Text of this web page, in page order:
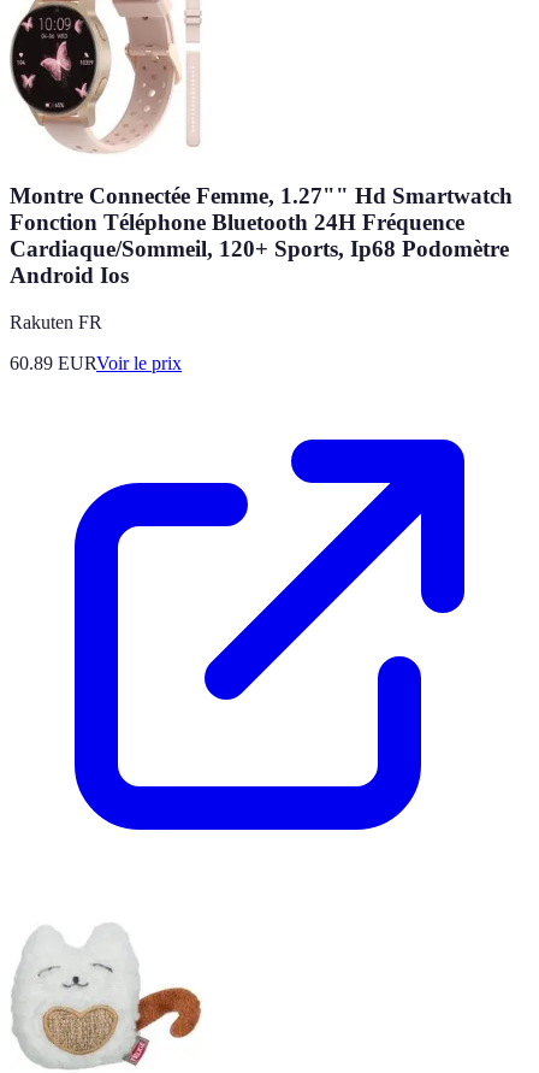
Montre Connectée Femme, 1.27"" Hd Smartwatch
Fonction Téléphone Bluetooth 24H Fréquence
Cardiaque/Sommeil, 120+ Sports, Ip68 Podomètre
Android Ios
Rakuten FR
60.89 EURVoir le prix